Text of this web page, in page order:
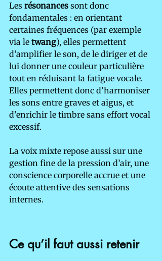
Les résonances sont donc
fondamentales : en orientant
certaines fréquences (par exemple
via le twang), elles permettent
d’amplifier le son, de le diriger et de
lui donner une couleur particulière
tout en réduisant la fatigue vocale.
Elles permettent donc d’harmoniser
les sons entre graves et aigus, et
d’enrichir le timbre sans effort vocal
excessif.
La voix mixte repose aussi sur une
gestion fine de la pression d’air, une
conscience corporelle accrue et une
écoute attentive des sensations
internes.
Ce qu’il faut aussi retenir